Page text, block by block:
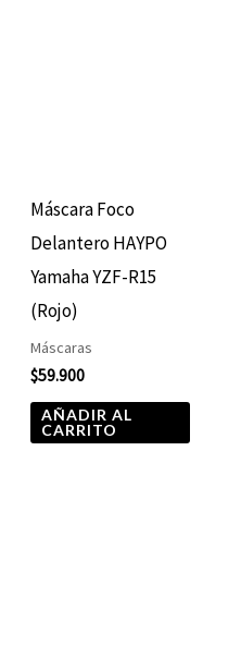
Máscara Foco
Delantero HAYPO
Yamaha YZF-R15
(Rojo)
Máscaras
$59.900
AÑADIR AL
CARRITO